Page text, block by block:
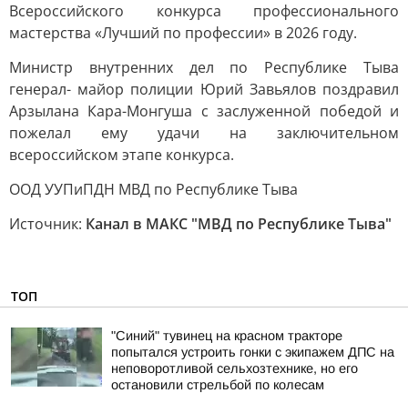
Всероссийского конкурса профессионального
мастерства «Лучший по профессии» в 2026 году.
Министр внутренних дел по Республике Тыва
генерал- майор полиции Юрий Завьялов поздравил
Арзылана Кара-Монгуша с заслуженной победой и
пожелал ему удачи на заключительном
всероссийском этапе конкурса.
ООД УУПиПДН МВД по Республике Тыва
Источник: Канал в МАКС "МВД по Республике Тыва"
ТОП
"Синий" тувинец на красном тракторе
попытался устроить гонки с экипажем ДПС на
неповоротливой сельхозтехнике, но его
остановили стрельбой по колесам